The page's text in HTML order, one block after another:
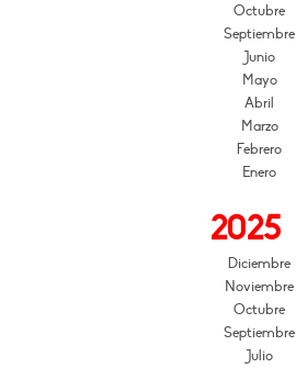
Octubre
Septiembre
Junio
Mayo
Abril
Marzo
Febrero
Enero
2025
Diciembre
Noviembre
Octubre
Septiembre
Julio